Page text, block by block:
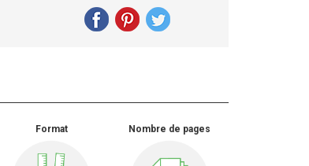
Format Nombre de pages